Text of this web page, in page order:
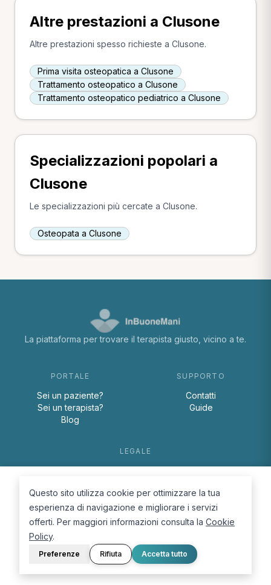
Altre prestazioni a Clusone
Altre prestazioni spesso richieste a Clusone.
Prima visita osteopatica a Clusone
Trattamento osteopatico a Clusone
Trattamento osteopatico pediatrico a Clusone
Specializzazioni popolari a
Clusone
Le specializzazioni più cercate a Clusone.
Osteopata a Clusone
La piattaforma per trovare il terapista giusto, vicino a te.
PORTALE
Sei un paziente?
Sei un terapista?
Blog
SUPPORTO
Contatti
Guide
LEGALE
Cookie Policy
© 2026 D.Lab S.r.l. — InBuoneMani
Questo sito utilizza cookie per ottimizzare la tua
esperienza di navigazione e migliorare i servizi
offerti. Per maggiori informazioni consulta la Cookie
Policy.
Preferenze Rifiuta Accetta tutto